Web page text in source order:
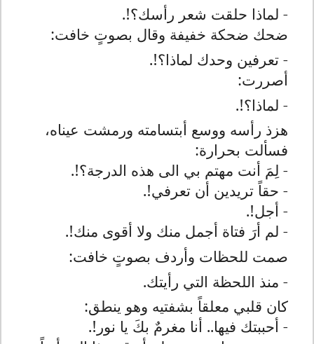
- لماذا حلقت شعر رأسك؟!.
ضحك ضحكة خفيفة وقال بصوتٍ خافت:
- تعرفين وحدك لماذا؟!.
أصررت:
- لماذا؟!.
هزذ رأسه ووسع أبتسامته ورمشت عيناه،
فسألت بحرارة:
- لِمَ أنت مهتم بي الى هذه الدرجة؟!.
- حقاً تريدين أن تعرفي!.
- أجل!.
- لم أرَ فتاة أجمل منك ولا أقوى منك!.
صمت للحظات وأردف بصوتٍ خافت:
- منذ اللحظة التي رأيتك.
كان قلبي معلقاً بشفتيه وهو ينطق:
- أحببتك فيها.. أنا مغرمٌ بكَ يا نور!.